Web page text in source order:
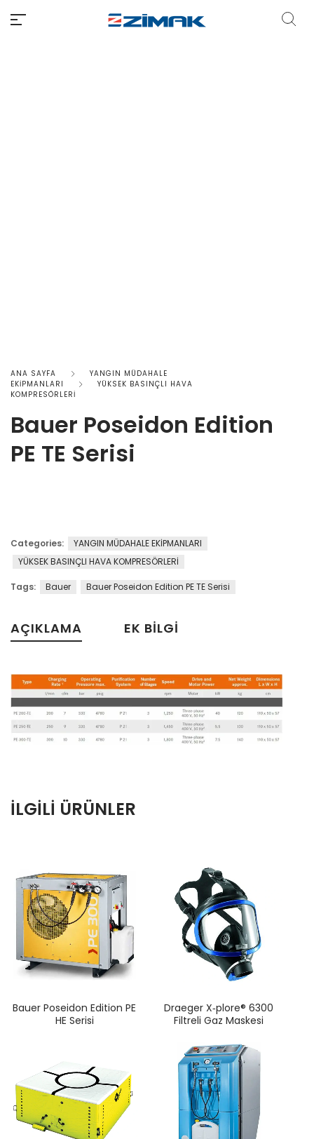
ANA SAYFA
YANGIN MÜDAHALE
EKİPMANLARI
YÜKSEK BASINÇLI HAVA
KOMPRESÖRLERİ
Bauer Poseidon Edition
PE TE Serisi
Categories:
YANGIN MÜDAHALE EKİPMANLARI
YÜKSEK BASINÇLI HAVA KOMPRESÖRLERİ
Tags: Bauer Bauer Poseidon Edition PE TE Serisi
AÇIKLAMA EK BILGI
İLGILI ÜRÜNLER
Bauer Poseidon Edition PE
HE Serisi
Draeger X‐plore® 6300
Filtreli Gaz Maskesi